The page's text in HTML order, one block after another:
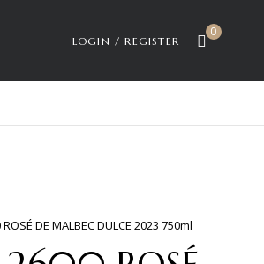
LOGIN / REGISTER
0
DE MALBEC DULCE 2023 750ml